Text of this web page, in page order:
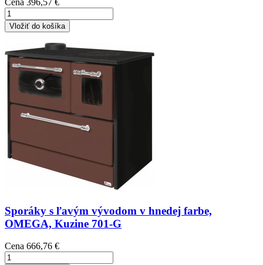
Vložiť do košíka
Sporáky s ľavým vývodom v hnedej farbe,
OMEGA, Kuzine 701-G
Cena 666,76 €